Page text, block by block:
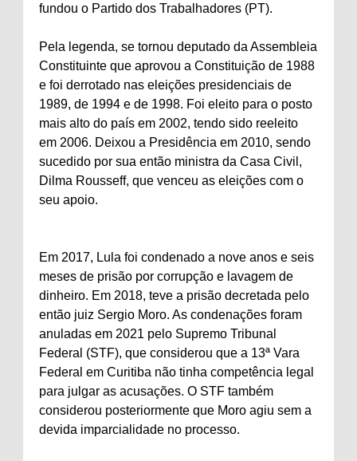
fundou o Partido dos Trabalhadores (PT).
Pela legenda, se tornou deputado da Assembleia
Constituinte que aprovou a Constituição de 1988
e foi derrotado nas eleições presidenciais de
1989, de 1994 e de 1998. Foi eleito para o posto
mais alto do país em 2002, tendo sido reeleito
em 2006. Deixou a Presidência em 2010, sendo
sucedido por sua então ministra da Casa Civil,
Dilma Rousseff, que venceu as eleições com o
seu apoio.
Em 2017, Lula foi condenado a nove anos e seis
meses de prisão por corrupção e lavagem de
dinheiro. Em 2018, teve a prisão decretada pelo
então juiz Sergio Moro. As condenações foram
anuladas em 2021 pelo Supremo Tribunal
Federal (STF), que considerou que a 13ª Vara
Federal em Curitiba não tinha competência legal
para julgar as acusações. O STF também
considerou posteriormente que Moro agiu sem a
devida imparcialidade no processo.